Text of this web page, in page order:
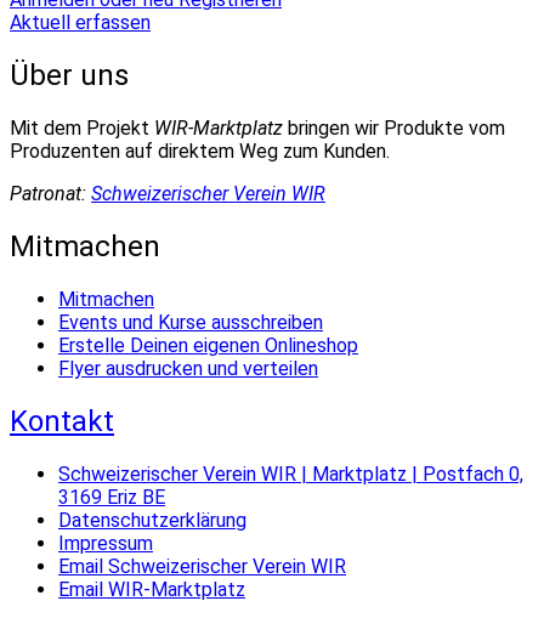
Aktuell erfassen
Über uns
Mit dem Projekt WIR-Marktplatz bringen wir Produkte vom
Produzenten auf direktem Weg zum Kunden.
Patronat: Schweizerischer Verein WIR
Mitmachen
Mitmachen
Events und Kurse ausschreiben
Erstelle Deinen eigenen Onlineshop
Flyer ausdrucken und verteilen
Kontakt
Schweizerischer Verein WIR | Marktplatz | Postfach 0,
3169 Eriz BE
Datenschutzerklärung
Impressum
Email Schweizerischer Verein WIR
Email WIR-Marktplatz